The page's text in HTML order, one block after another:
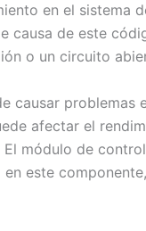
en el sistema
causa de este
o un circuito
causar
afectar el
módulo de
este